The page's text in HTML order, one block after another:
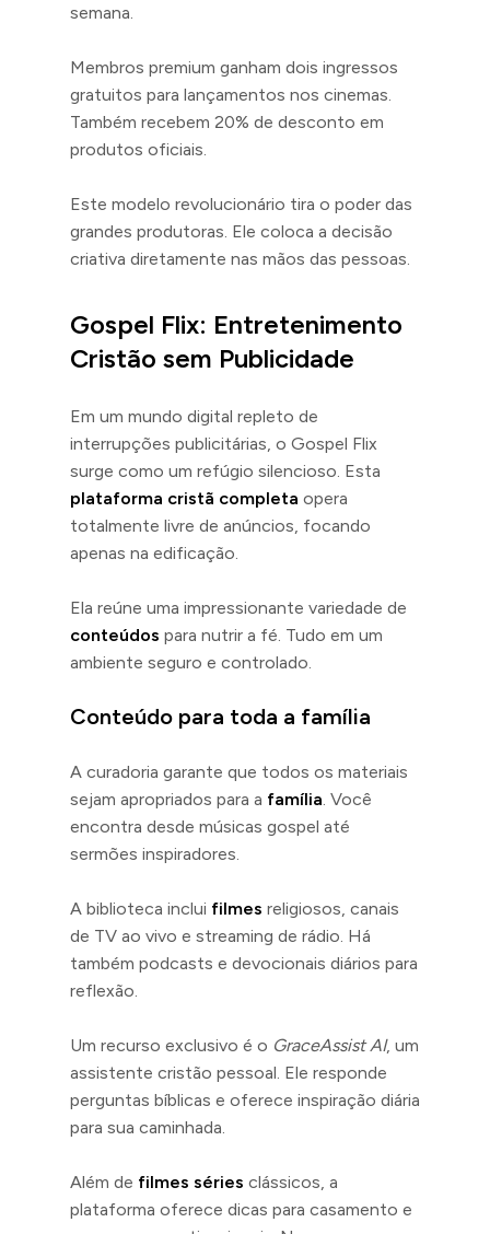
semana.
Membros premium ganham dois ingressos
gratuitos para lançamentos nos cinemas.
Também recebem 20% de desconto em
produtos oficiais.
Este modelo revolucionário tira o poder das
grandes produtoras. Ele coloca a decisão
criativa diretamente nas mãos das pessoas.
Gospel Flix: Entretenimento
Cristão sem Publicidade
Em um mundo digital repleto de
interrupções publicitárias, o Gospel Flix
surge como um refúgio silencioso. Esta
plataforma cristã completa opera
totalmente livre de anúncios, focando
apenas na edificação.
Ela reúne uma impressionante variedade de
conteúdos para nutrir a fé. Tudo em um
ambiente seguro e controlado.
Conteúdo para toda a família
A curadoria garante que todos os materiais
sejam apropriados para a família . Você
encontra desde músicas gospel até
sermões inspiradores.
A biblioteca inclui filmes religiosos, canais
de TV ao vivo e streaming de rádio. Há
também podcasts e devocionais diários para
reflexão.
Um recurso exclusivo é o GraceAssist AI, um
assistente cristão pessoal. Ele responde
perguntas bíblicas e oferece inspiração diária
para sua caminhada.
Além de filmes séries clássicos, a
plataforma oferece dicas para casamento e